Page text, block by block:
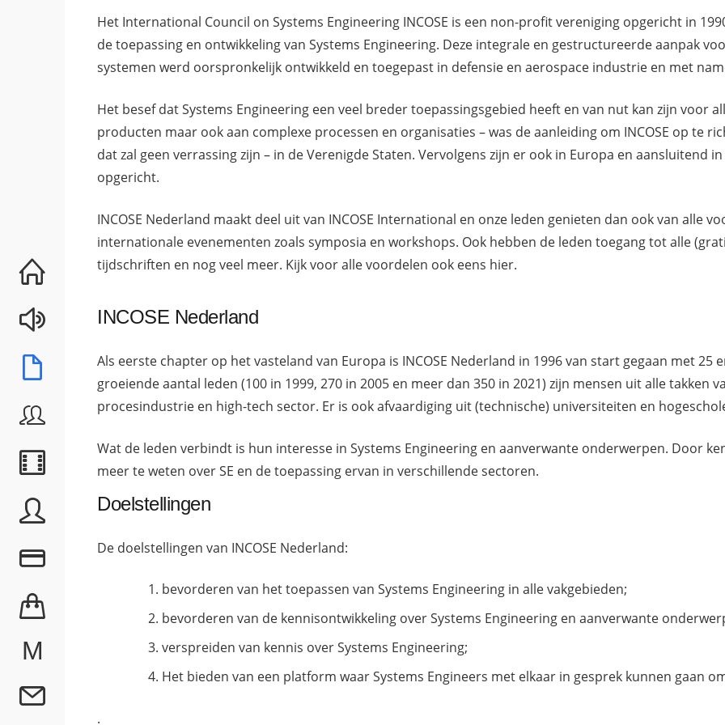
M
Het International Council on Systems Engineering INCOSE is een non-profit vereniging opgericht in
de toepassing en ontwikkeling van Systems Engineering. Deze integrale en gestructureerde aanpak
systemen werd oorspronkelijk ontwikkeld en toegepast in defensie en aerospace industrie en met
Het besef dat Systems Engineering een veel breder toepassingsgebied heeft en van nut kan zijn voor
producten maar ook aan complexe processen en organisaties – was de aanleiding om INCOSE op te
dat zal geen verrassing zijn – in de Verenigde Staten. Vervolgens zijn er ook in Europa en aansluitend
opgericht.
INCOSE Nederland maakt deel uit van INCOSE International en onze leden genieten dan ook van alle
internationale evenementen zoals symposia en workshops. Ook hebben de leden toegang tot alle
tijdschriften en nog veel meer. Kijk voor alle voordelen ook eens hier.
INCOSE Nederland
Als eerste chapter op het vasteland van Europa is INCOSE Nederland in 1996 van start gegaan met 25
groeiende aantal leden (100 in 1999, 270 in 2005 en meer dan 350 in 2021) zijn mensen uit alle takken
procesindustrie en high-tech sector. Er is ook afvaardiging uit (technische) universiteiten en
Wat de leden verbindt is hun interesse in Systems Engineering en aanverwante onderwerpen. Door
meer te weten over SE en de toepassing ervan in verschillende sectoren.
Doelstellingen
De doelstellingen van INCOSE Nederland:
bevorderen van het toepassen van Systems Engineering in alle vakgebieden;
bevorderen van de kennisontwikkeling over Systems Engineering en aanverwante
verspreiden van kennis over Systems Engineering;
Het bieden van een platform waar Systems Engineers met elkaar in gesprek kunnen gaan
.